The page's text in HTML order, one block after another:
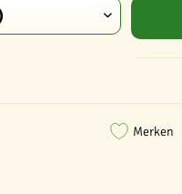
Merken